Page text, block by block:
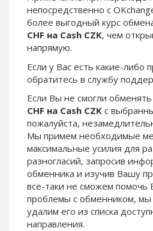
непосредственно c
более выгодный курс
CHF на Cash CZK, чем
напрямую.
Если у Вас есть какие-либо
обратитесь в службу
Если Вы не смогли обменять
CHF на Cash CZK с
пожалуйста,
Мы примем необходимые
максимальные усилия для
разногласий, запросив
обменника и изучив Вашу
все-таки не сможем
проблемы c обменником,
удалим его из списка
направления.
Paxum EUR
Epay USD
Phone Balance UAH
Phone Balance AMD
Neteller USD
Neteller EUR
Neteller INR
Neteller PLN
Neteller GBP
Neteller NOK
Neteller SEK